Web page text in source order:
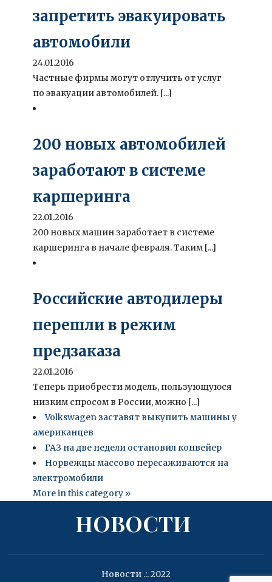
запретить эвакуировать
автомобили
24.01.2016
Частные фирмы могут отлучить от услуг
по эвакуации автомобилей. [...]
200 новых автомобилей
заработают в системе
каршеринга
22.01.2016
200 новых машин заработает в системе
каршеринга в начале февраля. Таким [...]
Российские автодилеры
перешли в режим
предзаказа
22.01.2016
Теперь приобрести модель, пользующуюся
низким спросом в России, можно [...]
Volkswagen заставят выкупить машины у
американцев
ГАЗ на две недели остановил конвейер
Норвежцы массово пересаживаются на
электромобили
More in this category »
НОВОСТИ
Новости .:. 2022